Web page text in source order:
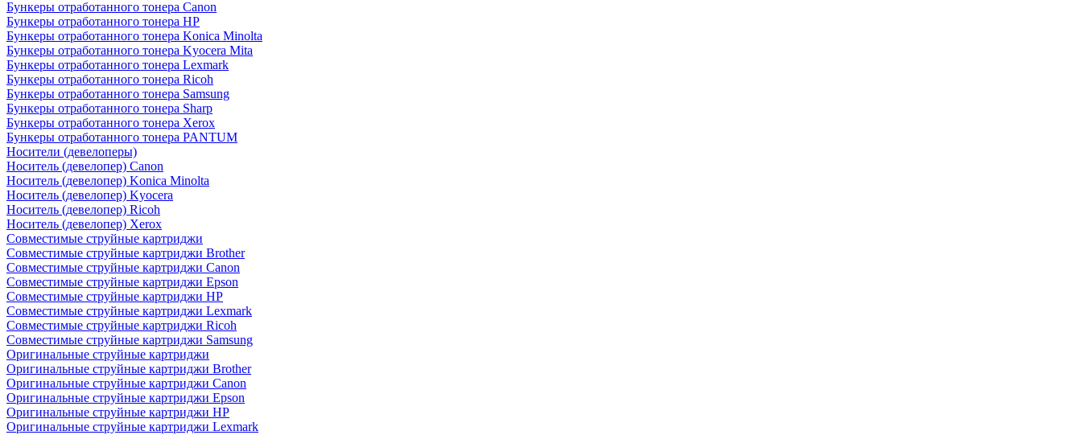
Бункеры отработанного тонера Canon
Бункеры отработанного тонера HP
Бункеры отработанного тонера Konica Minolta
Бункеры отработанного тонера Kyocera Mita
Бункеры отработанного тонера Lexmark
Бункеры отработанного тонера Ricoh
Бункеры отработанного тонера Samsung
Бункеры отработанного тонера Sharp
Бункеры отработанного тонера Xerox
Бункеры отработанного тонера PANTUM
Носители (девелоперы)
Носитель (девелопер) Canon
Носитель (девелопер) Konica Minolta
Носитель (девелопер) Kyocera
Носитель (девелопер) Ricoh
Носитель (девелопер) Xerox
Совместимые струйные картриджи
Совместимые струйные картриджи Brother
Совместимые струйные картриджи Canon
Совместимые струйные картриджи Epson
Совместимые струйные картриджи HP
Совместимые струйные картриджи Lexmark
Совместимые струйные картриджи Ricoh
Совместимые струйные картриджи Samsung
Оригинальные струйные картриджи
Оригинальные струйные картриджи Brother
Оригинальные струйные картриджи Canon
Оригинальные струйные картриджи Epson
Оригинальные струйные картриджи HP
Оригинальные струйные картриджи Lexmark